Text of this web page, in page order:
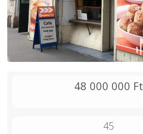
48 000 000 Ft
45